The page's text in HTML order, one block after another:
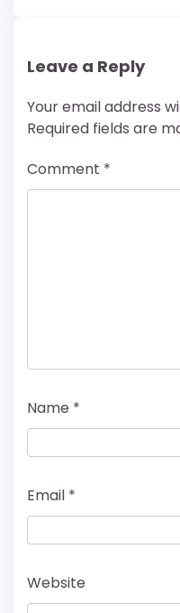
Leave a Reply
Your email address
Required fields are
Comment *
Name *
Email *
Website